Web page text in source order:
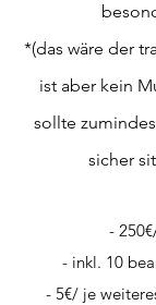
*(das wäre der
ist aber kein
sollte
sicher
- 250
- inkl. 10
- 5€/ je